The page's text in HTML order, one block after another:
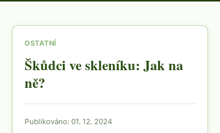
OSTATNÍ
Škůdci ve skleníku: Jak na
ně?
Publikováno: 01. 12. 2024